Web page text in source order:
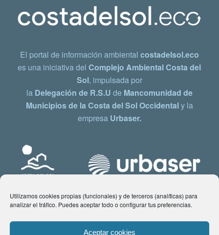
Utilizamos cookies propias (funcionales) y de terceros (analíticas) para
analizar el tráfico. Puedes aceptar todo o configurar tus preferencias.
Aceptar cookies
El portal de información ambiental costadelsol.eco
es una iniciativa delComplejo Ambiental Costa del
Sol, impulsada por
la Delegación de R.S.U de Mancomunidad de
Municipios de la Costa del Sol Occidentaly la
empresa Urbaser.